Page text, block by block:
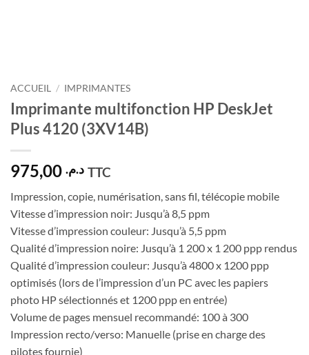
ACCUEIL / IMPRIMANTES
Imprimante multifonction HP DeskJet
Plus 4120 (3XV14B)
د.م. TTC
Impression, copie, numérisation, sans fil, télécopie mobile
Vitesse d’impression noir: Jusqu’à 8,5 ppm
Vitesse d’impression couleur: Jusqu’à 5,5 ppm
Qualité d’impression noire: Jusqu’à 1 200 x 1 200 ppp rendus
Qualité d’impression couleur: Jusqu’à 4800 x 1200 ppp
optimisés (lors de l’impression d’un PC avec les papiers
photo HP sélectionnés et 1200 ppp en entrée)
Volume de pages mensuel recommandé: 100 à 300
Impression recto/verso: Manuelle (prise en charge des
pilotes fournie)